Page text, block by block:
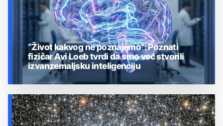
UMJETNA INTELIGENCIJA
“Život kakvog ne poznajemo”: Poznati
fizičar Avi Loeb tvrdi da smo već stvorili
izvanzemaljsku inteligenciju